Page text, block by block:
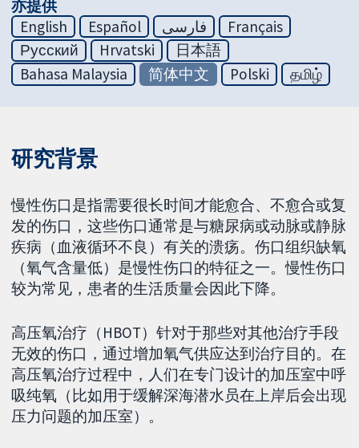
亦提供
English
Español فارسی
Français
Русский
Hrvatski
日本語
Bahasa Malaysia
简体中文 Polski தமிழ்
研究背景
慢性伤口是指需要很长时间才能愈合、不愈合或复
发的伤口，这些伤口通常是与糖尿病或动脉或静脉
疾病（血液循环不良）有关的溃疡。伤口组织缺氧
（氧气含量低）是慢性伤口的特征之一。慢性伤口
较为常见，患者的生活质量会因此下降。
高压氧治疗（HBOT）针对于那些对其他治疗手段
无效的伤口，通过增加氧气供应达到治疗目的。在
高压氧治疗过程中，人们在专门设计的加压室中呼
吸纯氧（比如用于缓解深海潜水员在上岸后会出现
压力问题的加压室）。